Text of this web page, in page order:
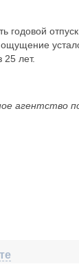
годовой
ощущение
25 лет.
агентство